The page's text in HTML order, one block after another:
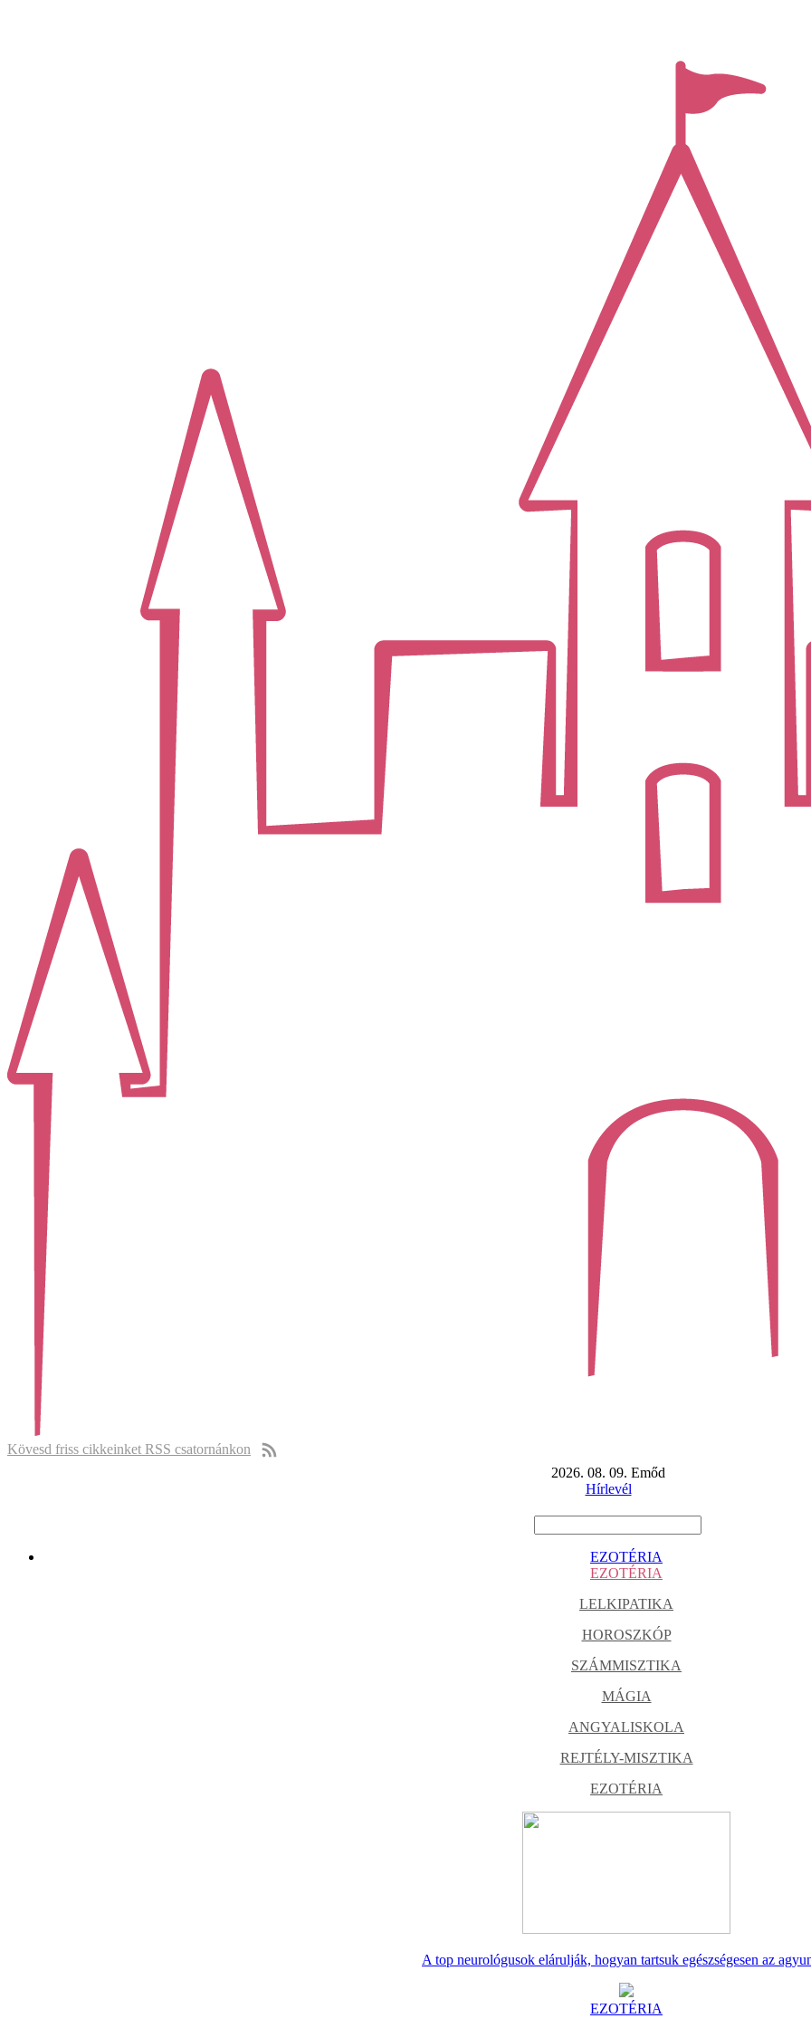
Kövesd friss cikkeinket RSS csatornánkon
2026. 08. 09. Emőd
Hírlevél
EZOTÉRIA
EZOTÉRIA
LELKIPATIKA
HOROSZKÓP
SZÁMMISZTIKA
MÁGIA
ANGYALISKOLA
REJTÉLY-MISZTIKA
EZOTÉRIA
A top neurológusok elárulják, hogyan tartsuk egészségesen az
EZOTÉRIA